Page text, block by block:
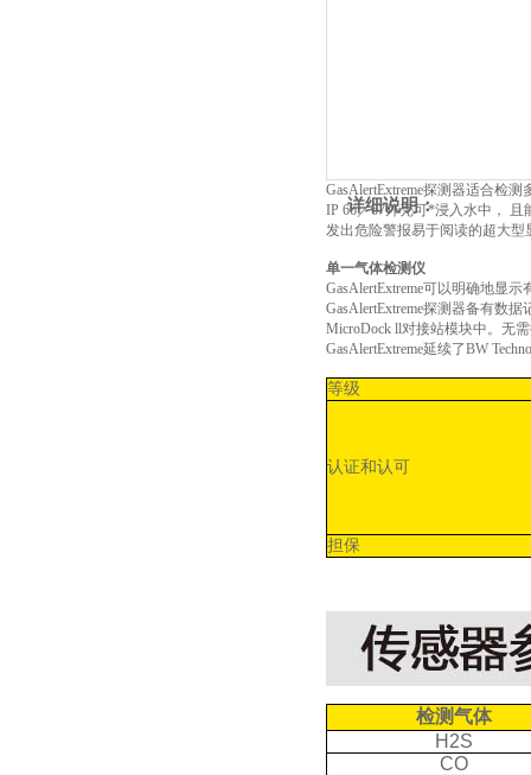
详细说明：
GasAlertExtreme探测器适合检
IP 66／67外壳可*浸入水中，
发出危险警报易于阅读的超大
单一气体检测仪
GasAlertExtreme可以明确地显
GasAlertExtreme探测器备有数
MicroDock ll对接站模块中。无
GasAlertExtreme延续了BW
等级
认证和认可
担保
检测气体
H2S
CO